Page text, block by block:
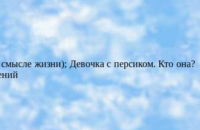
жизни); Девочка с персиком. Кто она?